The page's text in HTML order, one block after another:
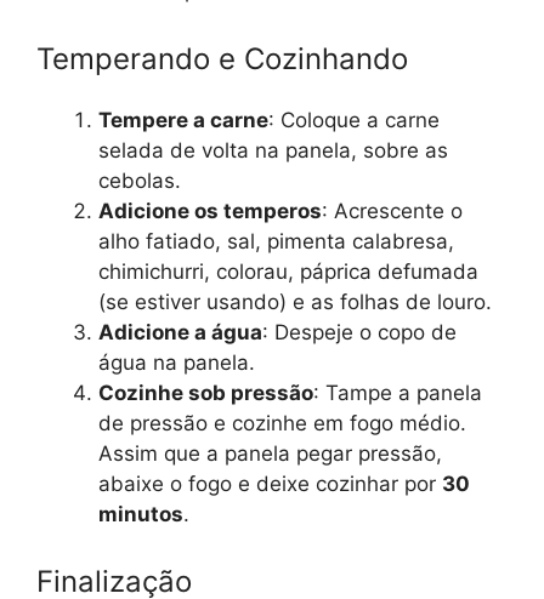
Temperando e Cozinhando
Tempere a carne: Coloque a carne
selada de volta na panela, sobre as
cebolas.
Adicione os temperos: Acrescente o
alho fatiado, sal, pimenta calabresa,
chimichurri, colorau, páprica defumada
(se estiver usando) e as folhas de louro.
Adicione a água: Despeje o copo de
água na panela.
Cozinhe sob pressão: Tampe a panela
de pressão e cozinhe em fogo médio.
Assim que a panela pegar pressão,
abaixe o fogo e deixe cozinhar por 30
minutos.
Finalização